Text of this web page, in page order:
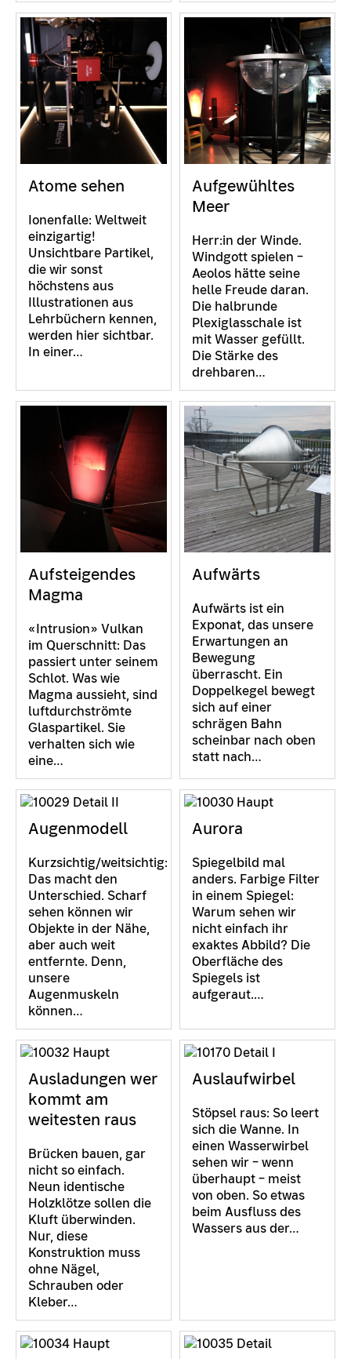
Atome sehen
Ionenfalle: Weltweit
einzigartig!
Unsichtbare Partikel,
die wir sonst
höchstens aus
Illustrationen aus
Lehrbüchern kennen,
werden hier sichtbar.
In einer…
Aufgewühltes
Meer
Herr:in der Winde.
Windgott spielen –
Aeolos hätte seine
helle Freude daran.
Die halbrunde
Plexiglasschale ist
mit Wasser gefüllt.
Die Stärke des
drehbaren…
Aufsteigendes
Magma
«Intrusion» Vulkan
im Querschnitt: Das
passiert unter seinem
Schlot. Was wie
Magma aussieht, sind
luftdurchströmte
Glaspartikel. Sie
verhalten sich wie
eine…
Aufwärts
Aufwärts ist ein
Exponat, das unsere
Erwartungen an
Bewegung
überrascht. Ein
Doppelkegel bewegt
sich auf einer
schrägen Bahn
scheinbar nach oben
statt nach…
Augenmodell
Kurzsichtig/weitsichtig:
Das macht den
Unterschied. Scharf
sehen können wir
Objekte in der Nähe,
aber auch weit
entfernte. Denn,
unsere
Augenmuskeln
können…
Aurora
Spiegelbild mal
anders. Farbige Filter
in einem Spiegel:
Warum sehen wir
nicht einfach ihr
exaktes Abbild? Die
Oberfläche des
Spiegels ist
aufgeraut.…
Ausladungen wer
kommt am
weitesten raus
Brücken bauen, gar
nicht so einfach.
Neun identische
Holzklötze sollen die
Kluft überwinden.
Nur, diese
Konstruktion muss
ohne Nägel,
Schrauben oder
Kleber…
Auslaufwirbel
Stöpsel raus: So leert
sich die Wanne. In
einen Wasserwirbel
sehen wir – wenn
überhaupt – meist
von oben. So etwas
beim Ausfluss des
Wassers aus der…